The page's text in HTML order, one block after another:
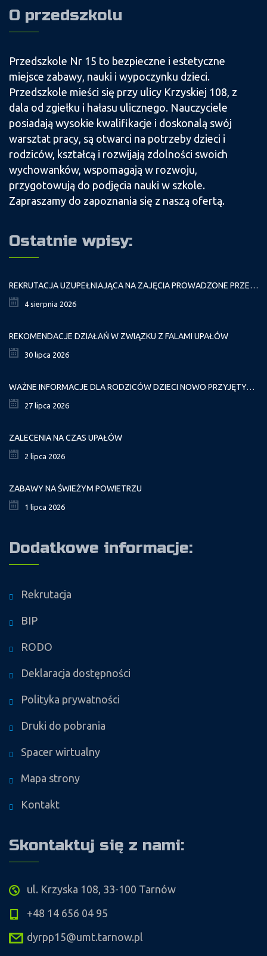
O przedszkolu
Przedszkole Nr 15 to bezpieczne i estetyczne
miejsce zabawy, nauki i wypoczynku dzieci.
Przedszkole mieści się przy ulicy Krzyskiej 108, z
dala od zgiełku i hałasu ulicznego. Nauczyciele
posiadają wysokie kwalifikacje i doskonalą swój
warsztat pracy, są otwarci na potrzeby dzieci i
rodziców, kształcą i rozwijają zdolności swoich
wychowanków, wspomagają w rozwoju,
przygotowują do podjęcia nauki w szkole.
Zapraszamy do zapoznania się z naszą ofertą.
Ostatnie wpisy:
REKRUTACJA UZUPEŁNIAJĄCA NA ZAJĘCIA PROWADZONE PRZEZ PAŁAC MŁODZIEŻY W ROKU SZKOLNYM 2026/2027
4 sierpnia 2026
REKOMENDACJE DZIAŁAŃ W ZWIĄZKU Z FALAMI UPAŁÓW
30 lipca 2026
WAŻNE INFORMACJE DLA RODZICÓW DZIECI NOWO PRZYJĘTYCH GR. I
27 lipca 2026
ZALECENIA NA CZAS UPAŁÓW
2 lipca 2026
ZABAWY NA ŚWIEŻYM POWIETRZU
1 lipca 2026
Dodatkowe informacje:
Rekrutacja
BIP
RODO
Deklaracja dostępności
Polityka prywatności
Druki do pobrania
Spacer wirtualny
Mapa strony
Kontakt
Skontaktuj się z nami:
ul. Krzyska 108, 33-100 Tarnów
+48 14 656 04 95
dyrpp15@umt.tarnow.pl